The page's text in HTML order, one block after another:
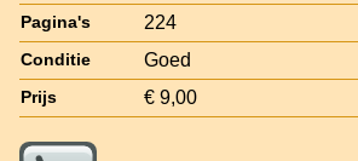
Pagina's 224
Conditie Goed
Prijs € 9,00